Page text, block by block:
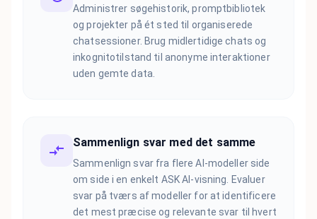
Administrer søgehistorik, promptbibliotek
og projekter på ét sted til organiserede
chatsessioner. Brug midlertidige chats og
inkognitotilstand til anonyme interaktioner
uden gemte data.
Sammenlign svar med det samme
Sammenlign svar fra flere AI-modeller side
om side i en enkelt ASK AI-visning. Evaluer
svar på tværs af modeller for at identificere
det mest præcise og relevante svar til hvert